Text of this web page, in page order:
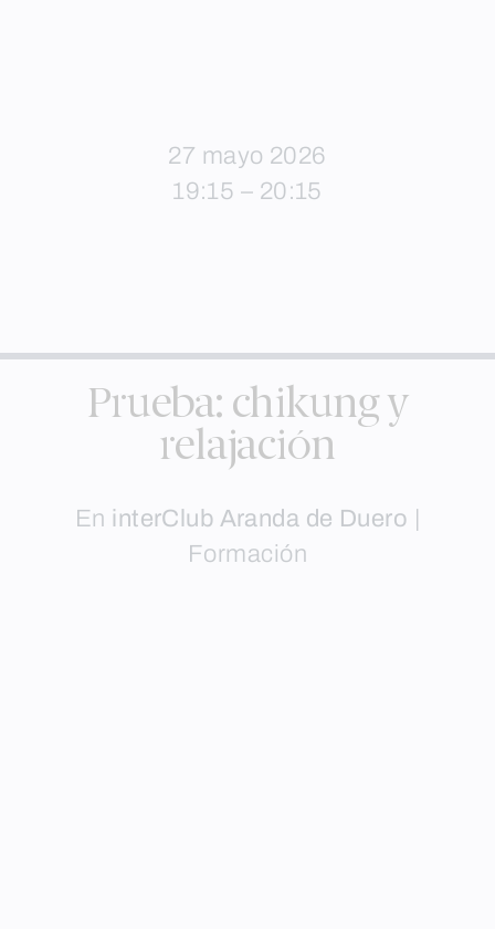
27 mayo 2026
19:15 – 20:15
Prueba: chikung y
relajación
En interClub Aranda de Duero
Formación